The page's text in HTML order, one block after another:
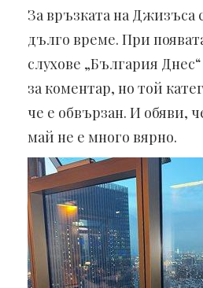
За връзката на Джизъса
дълго време. При
слухове „България
за коментар, но той
че е обвързан. И обяви,
май не е много вярно.